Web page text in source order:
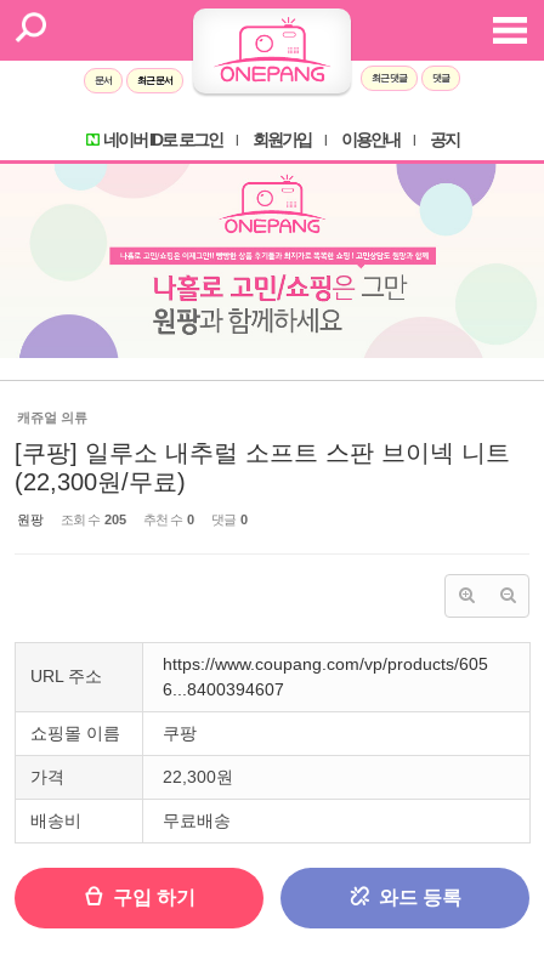
문서 최근 문서 최근 댓글 댓글
네이버 ID로 로그인 회원가입 이용안내 공지
캐쥬얼 의류
[쿠팡] 일루소 내추럴 소프트 스판 브이넥 니트
(22,300원/무료)
원팡 조회 수 205 추천 수 0 댓글 0
URL 주소
https://www.coupang.com/vp/products/605
6...8400394607
쇼핑몰 이름 쿠팡
가격 22,300원
배송비 무료배송
구입 하기 와드 등록